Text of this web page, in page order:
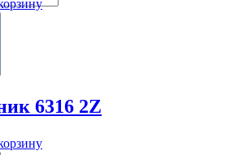
6316 2Z